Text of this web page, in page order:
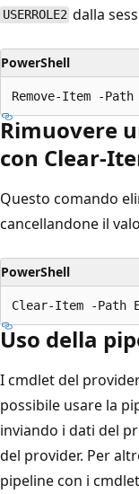
USERROLE2 dalla
PowerShell
Rimuovere
con Clear-
Questo comando
cancellandone il
PowerShell
Uso della
I cmdlet del
possibile usare la
inviando i dati del
del provider. Per
pipeline con i